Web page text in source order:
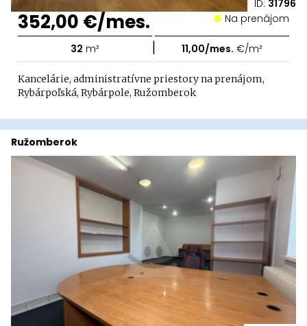
ID: 31796
352,00 €/mes. Na prenájom
32 m² | 11,00/mes. €/m²
Kancelárie, administratívne priestory na prenájom,
Rybárpoľská, Rybárpole, Ružomberok
Ružomberok